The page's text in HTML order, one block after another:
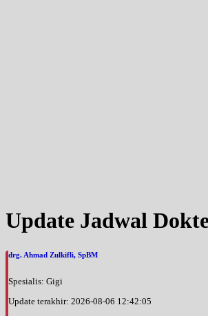
Jam 12:30 - 15:00
UMUM
Rabu, 19/08/2026
UMUM
Update Jadwal
drg. Ahmad Zulkifli, SpBM
Spesialis: Gigi
Update terakhir: 2026-08-06 12:42:05